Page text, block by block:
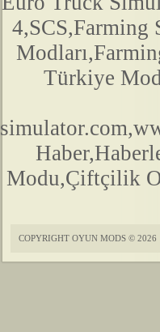
Türkiye
Modu,Çiftçilik
COPYRIGHT OYUN MODS © 2026